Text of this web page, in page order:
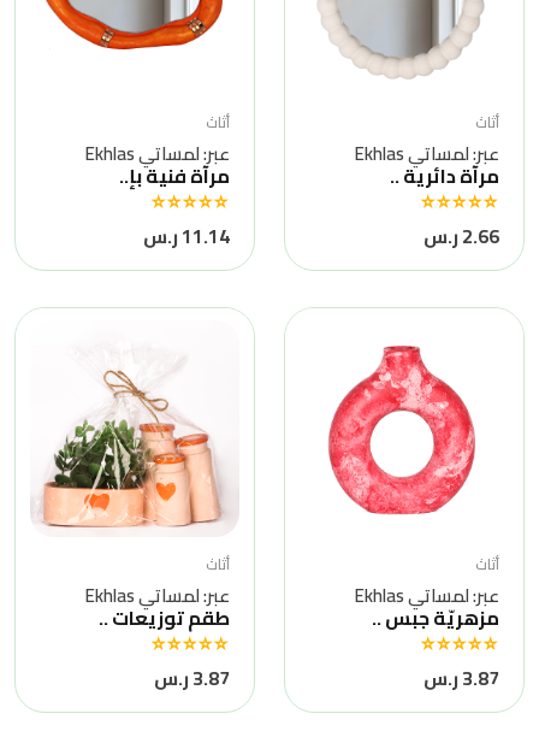
أثاث
عبر: لمساتي Ekhlas
مرآة دائرية ..
2.66 ر.س
أثاث
عبر: لمساتي Ekhlas
مرآة فنية بإ..
11.14 ر.س
أثاث
عبر: لمساتي Ekhlas
مزهريّة جبس ..
3.87 ر.س
أثاث
عبر: لمساتي Ekhlas
طقم توزيعات ..
3.87 ر.س